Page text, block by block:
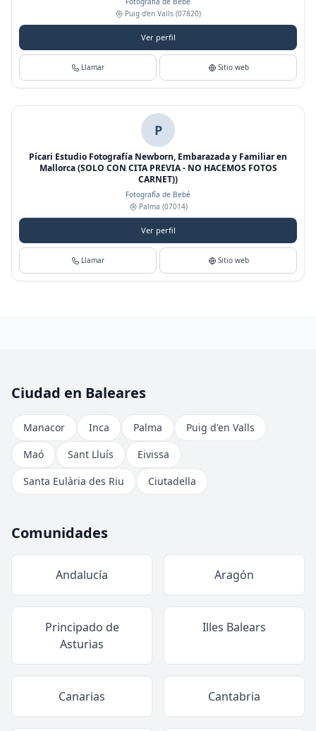
Puig d'en Valls (07820)
Ver perfil
Llamar Sitio web
P
Pícari Estudio Fotografía Newborn, Embarazada y Familiar en
Mallorca (SOLO CON CITA PREVIA - NO HACEMOS FOTOS
CARNET))
Fotografía de Bebé
Palma (07014)
Ver perfil
Llamar Sitio web
Ciudad en Baleares
Manacor Inca Palma
Puig d'en Valls
Maó
Sant Lluís
Eivissa
Santa Eulària des Riu
Ciutadella
Comunidades
Andalucía Aragón
Principado de
Asturias
Illes Balears
Canarias Cantabria